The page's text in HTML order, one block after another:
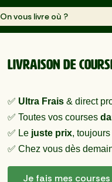
On vous livre où ?
Livraison de
✅ Ultra Frais & direct
✅ Toutes vos courses
✅ Le juste prix, toujours
✅ Chez vous dès
Je fais mes courses